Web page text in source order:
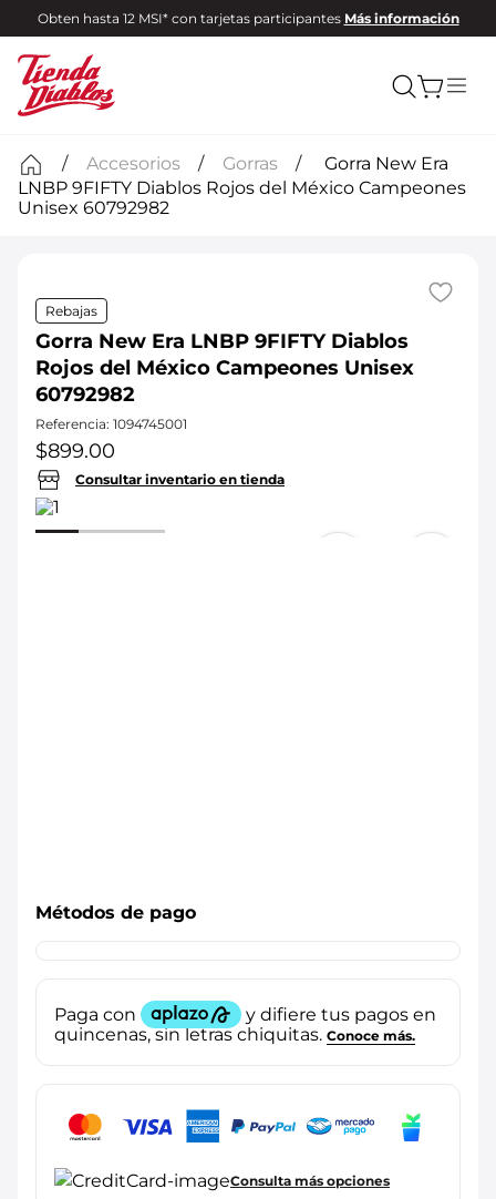
Obten hasta 12 MSI* con tarjetas participantes Más información
Accesorios Gorras
Gorra New Era
LNBP 9FIFTY Diablos Rojos del México Campeones
Unisex 60792982
Rebajas
Gorra New Era LNBP 9FIFTY Diablos
Rojos del México Campeones Unisex
60792982
Referencia: 1094745001
$899.00
Consultar inventario en tienda
Métodos de pago
Consulta más opciones